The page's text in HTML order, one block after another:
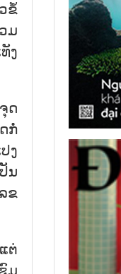
ຂໍ້
ມ​
ງ​
ດ​
ກໍ່
ງ​
ນ​
ຂ​
ຕ່​
ມ​